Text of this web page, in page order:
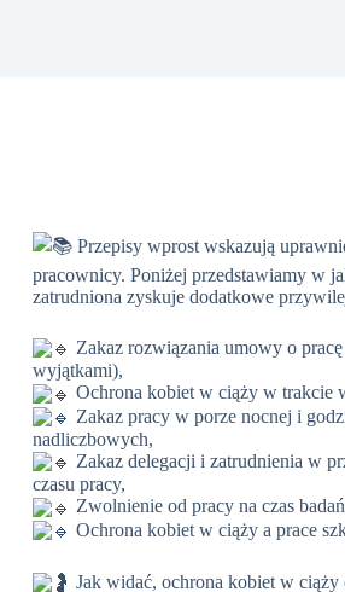
Przepisy wprost wskazują
pracownicy. Poniżej przedstawiamy w
zatrudniona zyskuje dodatkowe
Zakaz rozwiązania umowy o
wyjątkami),
Ochrona kobiet w ciąży w trakcie
Zakaz pracy w porze nocnej i
nadliczbowych,
Zakaz delegacji i zatrudnienia w
czasu pracy,
Zwolnienie od pracy na czas
Ochrona kobiet w ciąży a prace
Jak widać, ochrona kobiet w